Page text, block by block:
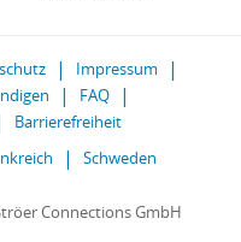
Impressum
FAQ
Barrierefreiheit
Schweden
Connections GmbH